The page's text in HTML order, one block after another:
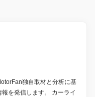
独自取材と分析に基
を発信します。 カーライ